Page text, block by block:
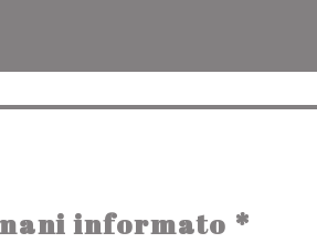
informato *